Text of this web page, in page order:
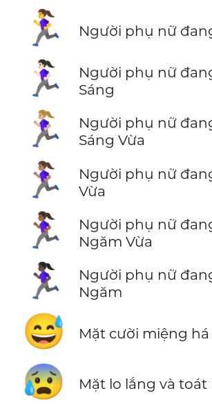
🏃‍♀️ Người phụ nữ
🏃🏻‍♀️
Người phụ nữ
Sáng
🏃🏼‍♀️
Người phụ nữ
Sáng Vừa
🏃🏽‍♀️
Người phụ nữ
Vừa
🏃🏾‍♀️
Người phụ nữ
Ngăm Vừa
🏃🏿‍♀️
Người phụ nữ
Ngăm
😅 Mặt cười miệng
😰 Mặt lo lắng và toát